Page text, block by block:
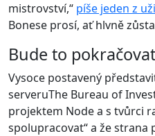
mistrovství,“ píše jeden z
Bonese prosí, ať hlvně
Bude to pokračovat
Vysoce postavený
serveruThe Bureau of
projektem Node a s tvůrci
spolupracovat“ a že